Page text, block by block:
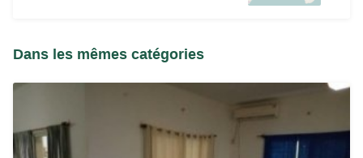
Dans les mêmes catégories